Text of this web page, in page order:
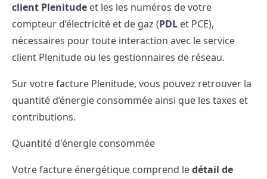
client Plenitude et les les numéros de votre
compteur d’électricité et de gaz (PDL et PCE),
nécessaires pour toute interaction avec le service
client Plenitude ou les gestionnaires de réseau.
Sur votre facture Plenitude, vous pouvez retrouver la
quantité d’énergie consommée ainsi que les taxes et
contributions.
Quantité d'énergie consommée
Votre facture énergétique comprend ledétail de